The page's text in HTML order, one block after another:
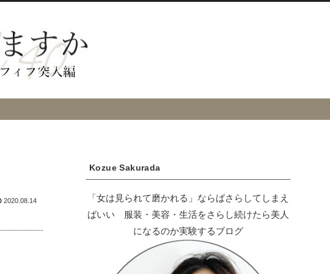
2020.08.14
Kozue Sakurada
「女は見られて磨かれる」ならばさらしてしまえ
ばいい 服装・美容・生活をさらし続けたら美人
になるのか実験するブログ